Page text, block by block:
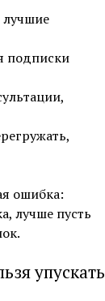
подписки
ошибка:
лучше пусть
упускать